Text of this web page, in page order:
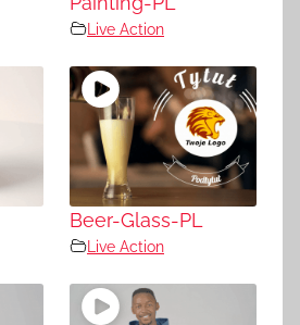
Live Action
Beer-Glass-PL
Live Action